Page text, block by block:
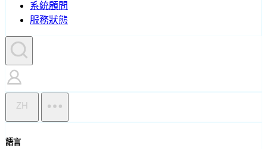
系統顧問
服務狀態
ZH
語言